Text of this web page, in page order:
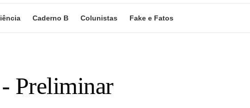
Caderno B Colunistas Fake e Fatos
Preliminar